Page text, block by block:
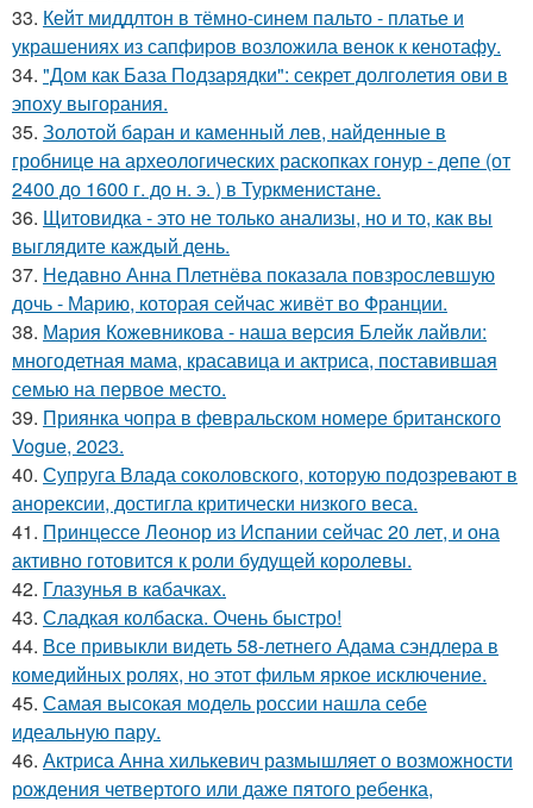
33. Кейт миддлтон в тёмно-синем пальто - платье и
украшениях из сапфиров возложила венок к кенотафу.
34. "Дом как База Подзарядки": секрет долголетия ови в
эпоху выгорания.
35. Золотой баран и каменный лев, найденные в
гробнице на археологических раскопках гонур - депе (от
2400 до 1600 г. до н. э. ) в Туркменистане.
36. Щитовидка - это не только анализы, но и то, как вы
выглядите каждый день.
37. Недавно Анна Плетнёва показала повзрослевшую
дочь - Марию, которая сейчас живёт во Франции.
38. Мария Кожевникова - наша версия Блейк лайвли:
многодетная мама, красавица и актриса, поставившая
семью на первое место.
39. Приянка чопра в февральском номере британского
Vogue, 2023.
40. Супруга Влада соколовского, которую подозревают в
анорексии, достигла критически низкого веса.
41. Принцессе Леонор из Испании сейчас 20 лет, и она
активно готовится к роли будущей королевы.
42. Глазунья в кабачках.
43. Сладкая колбаска. Очень быстро!
44. Все привыкли видеть 58-летнего Адама сэндлера в
комедийных ролях, но этот фильм яркое исключение.
45. Самая высокая модель россии нашла себе
идеальную пару.
46. Актриса Анна хилькевич размышляет о возможности
рождения четвертого или даже пятого ребенка,